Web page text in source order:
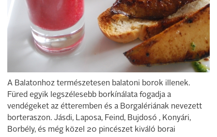
A Balatonhoz természetesen balatoni borok illenek.
Füred egyik legszélesebb borkínálata fogadja a
vendégeket az étteremben és a Borgalériának nevezett
borteraszon. Jásdi, Laposa, Feind, Bujdosó , Konyári,
Borbély, és még közel 20 pincészet kiváló borai